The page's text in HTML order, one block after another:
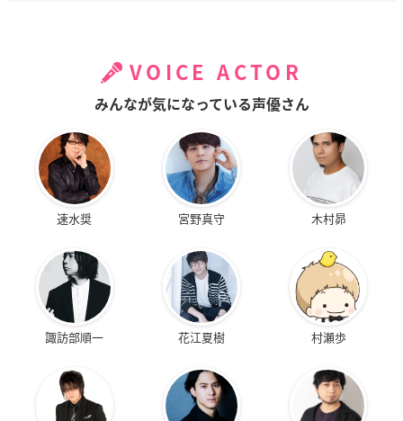
VOICE ACTOR
みんなが気になっている声優さん
速水奨 宮野真守 木村昴
諏訪部順一 花江夏樹 村瀬歩